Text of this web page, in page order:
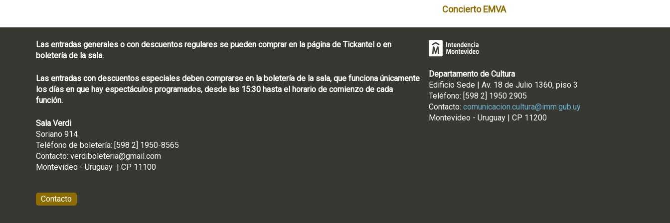
Concierto EMVA
Las entradas generales o con descuentos regulares se pueden comprar en la página de Tickantel o en
boletería de la sala.
Las entradas con descuentos especiales deben comprarse en la boletería de la sala, que funciona únicamente
los días en que hay espectáculos programados, desde las 15:30 hasta el horario de comienzo de cada
función.
Sala Verdi
Soriano 914
Teléfono de boletería: [598 2] 1950-8565
Contacto: verdiboleteria@gmail.com
Montevideo - Uruguay | CP 11100
Contacto
Departamento de Cultura
Edificio Sede | Av. 18 de Julio 1360, piso 3
Teléfono: [598 2] 1950 2905
Contacto: comunicacion.cultura@imm.gub.uy
Montevideo - Uruguay | CP 11200